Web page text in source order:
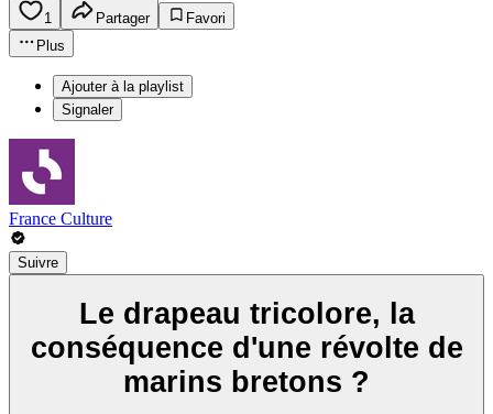
1 Partager
Favori
Plus
Ajouter à la playlist
Signaler
France Culture
Suivre
Le drapeau tricolore, la
conséquence d'une révolte de
marins bretons ?